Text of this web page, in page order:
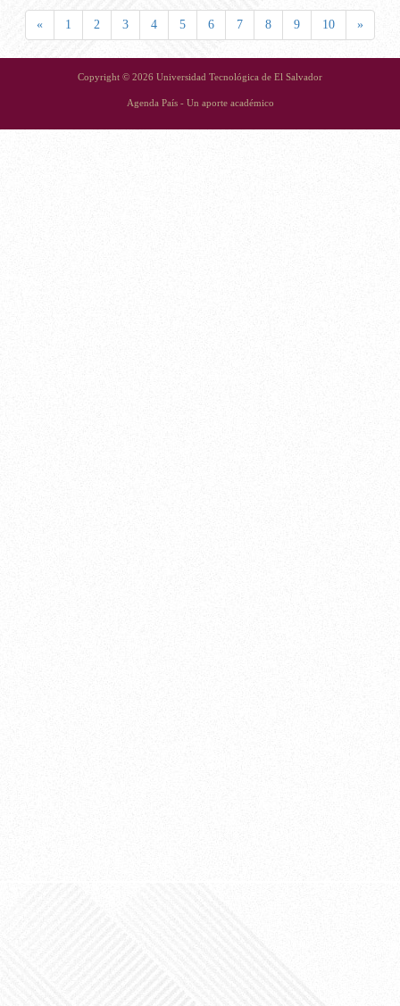
« 1 2 3 4 5 6 7 8 9 10 »
Copyright © 2026 Universidad Tecnológica de El Salvador
Agenda País - Un aporte académico